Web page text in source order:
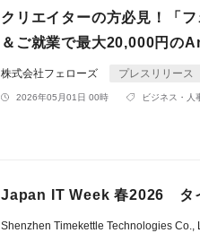
クリエイターの方必見！「
＆ご就業で最大20,000円の
株式会社フェローズ プレスリリース
2026年05月01日 00時 ビジネス・人
Japan IT Week 春2026 タ
Shenzhen Timekettle Technologies Co.,